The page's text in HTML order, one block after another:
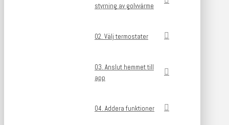
styrning av golvvärme
02. Välj termostater
03. Anslut hemmet till
app
04. Addera funktioner